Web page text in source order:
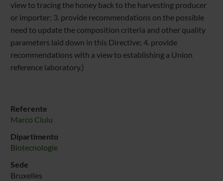
view to tracing the honey back to the harvesting producer
or importer; 3. provide recommendations on the possible
need to update the composition criteria and other quality
parameters laid down in this Directive; 4. provide
recommendations with a view to establishing a Union
reference laboratory.)
Referente
Marco Ciulu
Dipartimento
Biotecnologie
Sede
Bruxelles